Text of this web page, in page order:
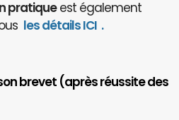
pratiqueest également
les détails ICI .
brevet (après réussite des